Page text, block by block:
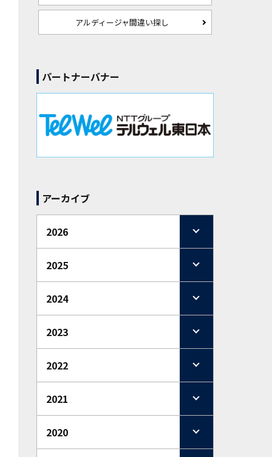
アルディージャ間違い探し
パートナーバナー
アーカイブ
2026
2025
2024
2023
2022
2021
2020